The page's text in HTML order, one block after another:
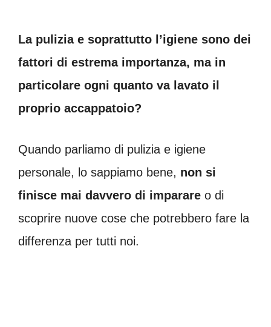
La pulizia e soprattutto l’igiene sono dei
fattori di estrema importanza, ma in
particolare ogni quanto va lavato il
proprio accappatoio?
Quando parliamo di pulizia e igiene
personale, lo sappiamo bene, non si
finisce mai davvero di imparare o di
scoprire nuove cose che potrebbero fare la
differenza per tutti noi.